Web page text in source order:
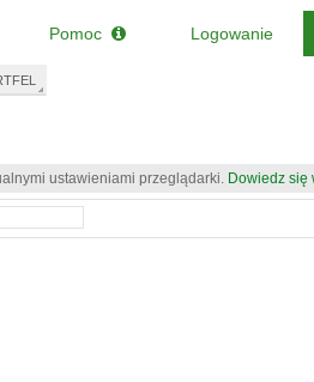
ustawieniami przeglądarki. Dowiedz się
Pomoc Logowanie